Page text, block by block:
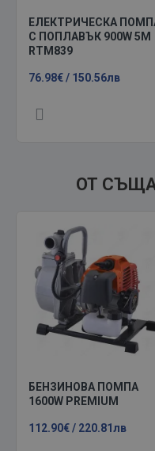
ЕЛЕКТРИЧЕСКА
С ПОПЛАВЪК 900W 5М
RTM839
76.98€ / 150.56лв
ОТ
БЕНЗИНОВА ПОМПА
1600W PREMIUM
112.90€ / 220.81лв